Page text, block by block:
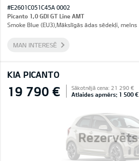
#E2601C051C45A 0002
Picanto 1,0 GDI GT Line AMT
Smoke Blue (EU3),Mākslīgās ādas sēdekļi, melns
MAN INTERESĒ
KIA PICANTO
Rezervēts
19 790 € Sākotnējā cena: 21 290 €
Atlaides apmērs: 1 500 €